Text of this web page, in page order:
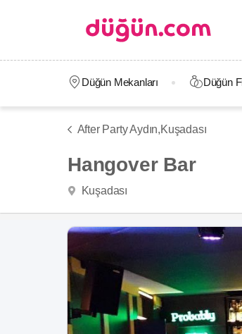
Düğün Mekanları Düğün
After Party Aydın,Kuşadası
Hangover Bar
Kuşadası